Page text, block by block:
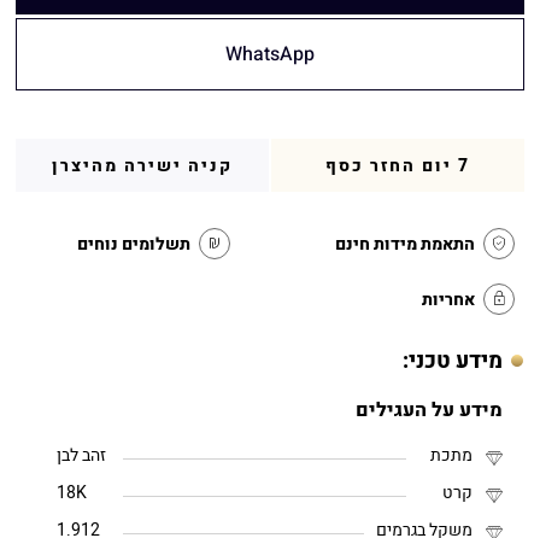
WhatsApp
7 יום החזר כסף קניה ישירה מהיצרן
התאמת מידות חינם תשלומים נוחים
אחריות
מידע טכני:
מידע על העגילים
מתכת
זהב לבן
קרט
18K
משקל בגרמים
1.912